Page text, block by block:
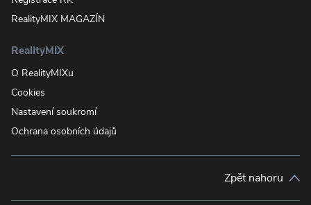
RealityMIX MAGAZÍN
RealityMIX
O RealityMIXu
Cookies
Nastavení soukromí
Ochrana osobních údajů
Zpět nahoru